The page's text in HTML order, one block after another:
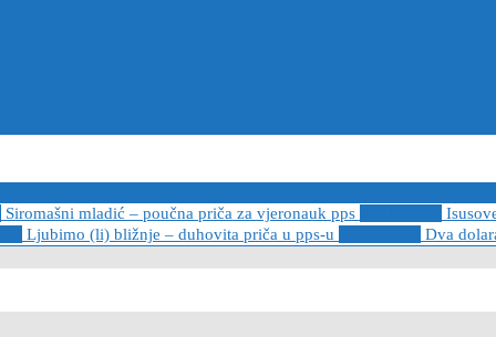
Siromašni mladić – poučna priča za vjeronauk pps
Ljubimo (li) bližnje – duhovita priča u pps-u Dva